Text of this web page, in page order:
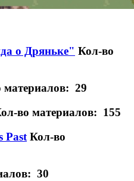
о Дряньке" Кол-во
материалов: 29
во материалов: 155
Past Кол-во
30